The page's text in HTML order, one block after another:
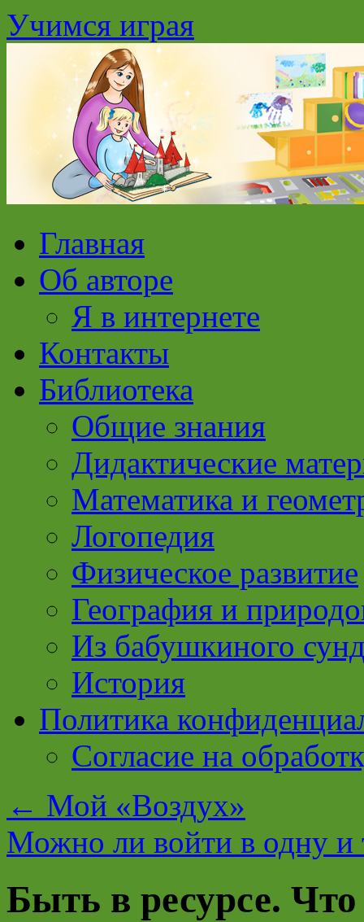
Учимся играя
Перейти
содержимому
Главная
Об авторе
Я в интернете
Контакты
Библиотека
Общие знания
Дидактические
Математика и
Логопедия
Физическое развитие
География и
Из бабушкиного
История
Политика
Согласие на
← Мой «Воздух»
Можно ли войти в одну
Быть в ресурсе. Что